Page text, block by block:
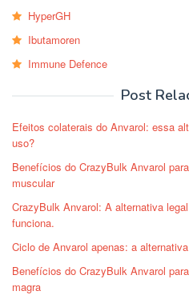
HyperGH
Ibutamoren
Immune Defence
Post
Efeitos colaterais do Anvarol: essa
uso?
Benefícios do CrazyBulk Anvarol
muscular
CrazyBulk Anvarol: A alternativa
funciona.
Ciclo de Anvarol apenas: a
Benefícios do CrazyBulk Anvarol
magra